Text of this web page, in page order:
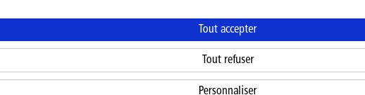
Tout accepter
Tout refuser
Personnaliser